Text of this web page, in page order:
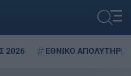
2026 ΕΘΝΙΚΟ ΑΠΟΛΥΤΗΡΙΟ